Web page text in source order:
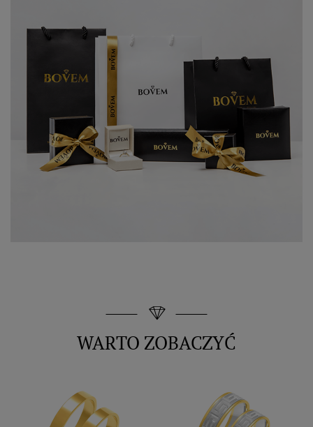
WARTO ZOBACZYĆ